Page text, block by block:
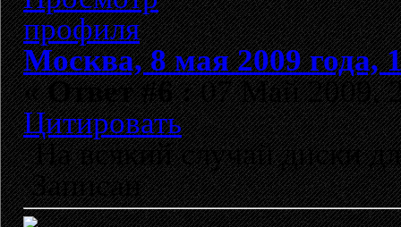
Москва, 8 мая 2009 года,
«Ответ #6 :07 Май 2009,
Цитировать
На всякий случай диски
Записан